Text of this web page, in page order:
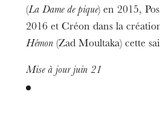
L’OnR avec
Visites de
(La Dame de pique) en 2015,
2016 et Créon dans la
Hémon (Zad Moultaka) cette
Mise à jour juin 21